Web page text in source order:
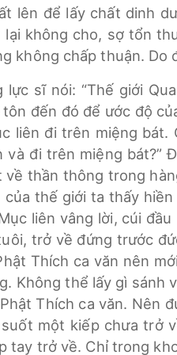
lên để lấy chất dinh
lại không cho, sợ tổn
không chấp thuận.
sĩ nói: “Thế giới
đến đó để ước độ
liên đi trên miệng
và đi trên miệng
thần thông trong
của thế giới ta thấy
liên vâng lời, cúi
trở về đứng trước
Thích ca văn nên
Không thể lấy gì sánh
Thích ca văn. Nên
một kiếp chưa trở
tay trở về. Chỉ trong